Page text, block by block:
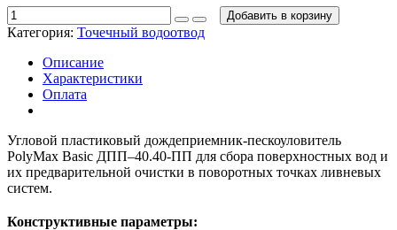
Добавить в корзину
Категория: Точечный водоотвод
Описание
Характеристики
Оплата
Угловой пластиковый дождеприемник-пескоуловитель
PolyMax Basic ДПП–40.40-ПП для сбора поверхностных вод и
их предварительной очистки в поворотных точках ливневых
систем.
Конструктивные параметры: